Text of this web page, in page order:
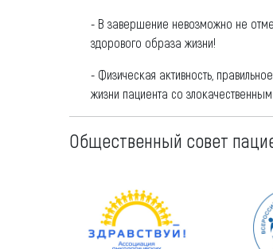
- В завершение невозможно не
здорового образа жизни!
- Физическая активность,
жизни пациента со
Общественный совет